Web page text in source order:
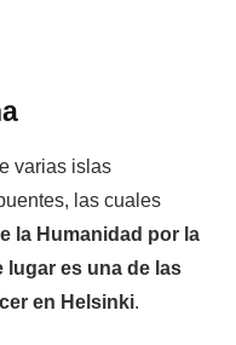
varias islas
las cuales
la Humanidad por la
lugar es una de las
en Helsinki.